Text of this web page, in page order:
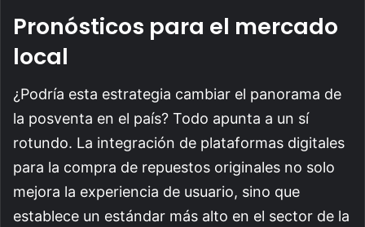
Pronósticos para el mercado
local
¿Podría esta estrategia cambiar el panorama de
la posventa en el país? Todo apunta a un sí
rotundo. La integración de plataformas digitales
para la compra de repuestos originales no solo
mejora la experiencia de usuario, sino que
establece un estándar más alto en el sector de la